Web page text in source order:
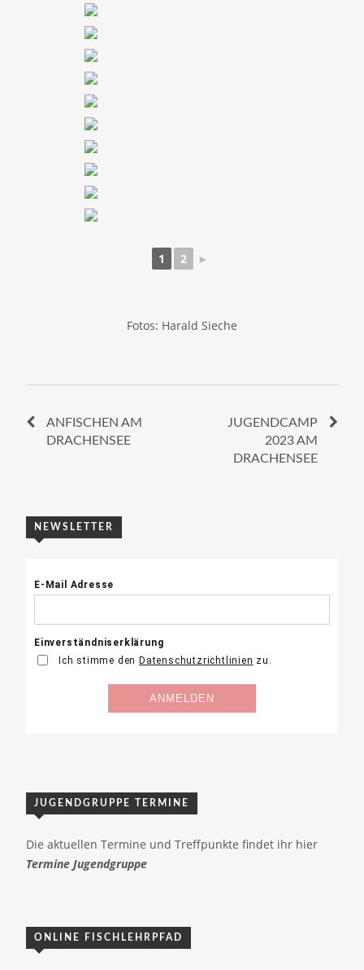
1 2 ►
Fotos: Harald Sieche
ANFISCHEN AM
DRACHENSEE
JUGENDCAMP
2023 AM
DRACHENSEE
NEWSLETTER
JUGENDGRUPPE TERMINE
Die aktuellen Termine und Treffpunkte findet ihr hier
Termine Jugendgruppe
ONLINE FISCHLEHRPFAD